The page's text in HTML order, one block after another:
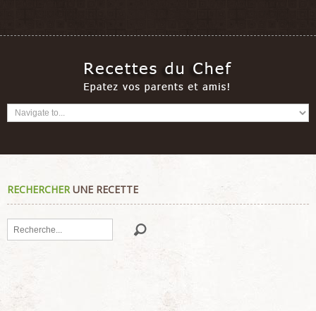
RECHERCHERUNE RECETTE
Rechercher